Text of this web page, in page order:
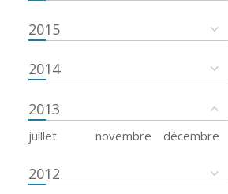
2015
2014
2013
juillet novembre décembre
2012